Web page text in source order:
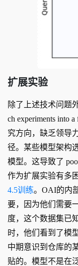
扩展实验
除了上述技术问题
ch experiments into
究方向，缺乏领导
径。某些模型架构
模型。这导致了
作为扩展实验有多
4.5训练。OAI的内
要，因为他们需要
度，这个数据集已
时，他们看到了模
中期意识到仓库的
贴的。模型不是在